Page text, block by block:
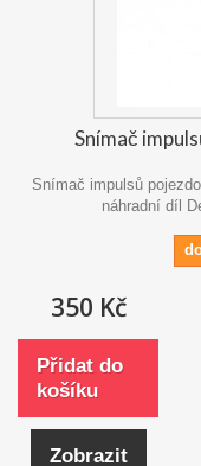
Snímač
Snímač impulsů
náhradní díl
350 Kč
Přidat do
košíku
Zobrazit